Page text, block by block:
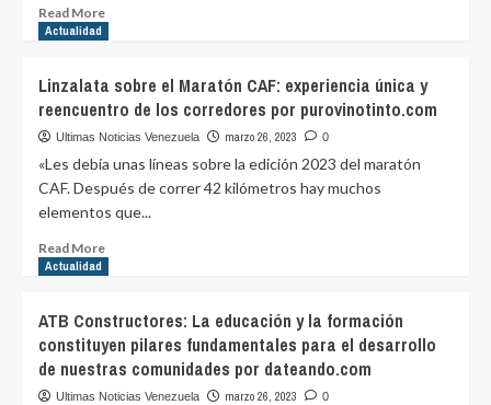
Read MoreRead
de
tener
un
corredor
seguro
por
Actualidad
Linzalata sobre el Maratón CAF: experiencia única y
reencuentro de los corredores por purovinotinto.com
Ultimas Noticias Venezuela marzo 26, 2023 0
«Les debía unas líneas sobre la edición 2023 del maratón
CAF. Después de correr 42 kilómetros hay muchos
elementos que...
Read MoreRead
sobre
el
Maratón
CAF:
Actualidad
ATB Constructores: La educación y la formación
constituyen pilares fundamentales para el desarrollo
de nuestras comunidades por dateando.com
Ultimas Noticias Venezuela marzo 26, 2023 0